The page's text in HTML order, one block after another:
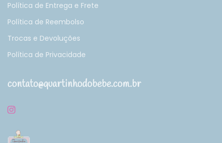
Política de Entrega e Frete
Política de Reembolso
Trocas e Devoluções
Política de Privacidade
contato@quartinhodobebe.com.br